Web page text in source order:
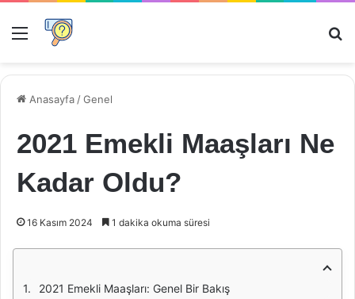
Menü
Anasayfa /Genel
2021 Emekli Maaşları Ne
Kadar Oldu?
16 Kasım 2024 1 dakika okuma süresi
2021 Emekli Maaşları: Genel Bir Bakış